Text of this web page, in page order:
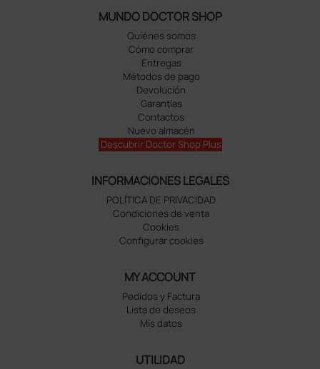
MUNDO DOCTOR SHOP
Quiénes somos
Cómo comprar
Entregas
Métodos de pago
Devolución
Garantías
Contactos
Nuevo almacén
Descubrir Doctor Shop Plus
INFORMACIONES LEGALES
POLÍTICA DE PRIVACIDAD
Condiciones de venta
Cookies
Configurar cookies
MY ACCOUNT
Pedidos y Factura
Lista de deseos
Mis datos
UTILIDAD